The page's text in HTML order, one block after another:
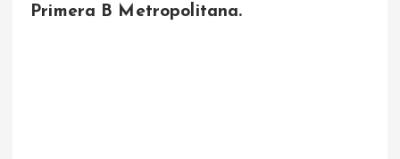
Primera B Metropolitana.